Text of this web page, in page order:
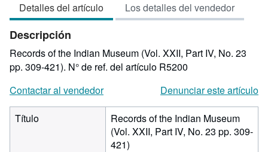
de
5
Detalles del artículo Los detalles del vendedor
Descripción
Records of the Indian Museum (Vol. XXII, Part IV, No. 23
pp. 309-421). N° de ref. del artículo R5200
Contactar al vendedor
Denunciar este artículo
Título
Records of the Indian Museum
(Vol. XXII, Part IV, No. 23 pp. 309-
421)